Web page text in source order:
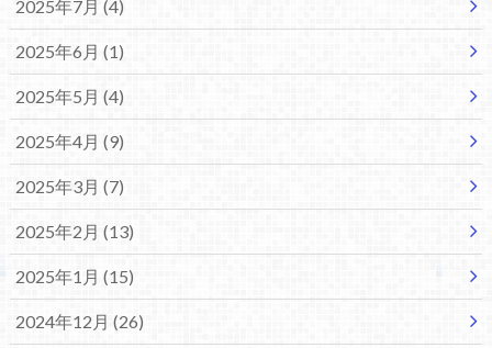
2025年7月 (4)
2025年6月 (1)
2025年5月 (4)
2025年4月 (9)
2025年3月 (7)
2025年2月 (13)
2025年1月 (15)
2024年12月 (26)